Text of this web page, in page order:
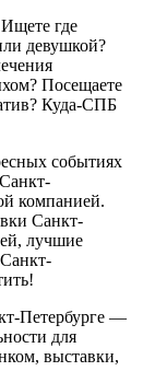
где
девушкой?
Посещаете
Куда-СПБ
событиях
компанией.
Санкт-
лучшие
Петербурге —
для
выставки,